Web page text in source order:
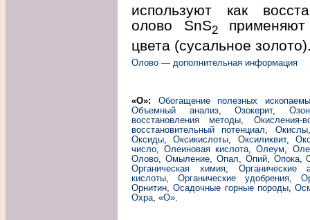
используют как
олово SnS2применяют
цвета (сусальное
Олово — дополнительная информация
«О»:
Обогащение полезных
Объемный анализ, Озокерит, Озон
восстановления методы
Окисления-
восстановительный потенциал
Окислы
Оксиды ,Оксикислоты Оксиликвит,
число ,Олеиновая кислота ,Олеум
Олово
Омыление, Опал Опий, Опока,
Органическая химия, Органические
кислоты
Органические удобрения
Орнитин ,Осадочные горные породы,
Охра «О»